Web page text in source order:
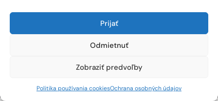
Prijať
Odmietnuť
Zobraziť predvoľby
Politika používania cookiesOchrana osobných údajov
Lignotesting, a. s. © 2024 | Všetky práva vyhradené. | Vytvoril: Marek Heinfarth.